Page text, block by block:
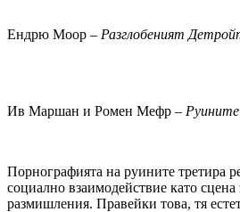
Ендрю Моор – Разглобеният
Ив Маршан и Ромен Мефр –
Порнографията на руините третира
социално взаимодействие като
размишления. Правейки това, тя